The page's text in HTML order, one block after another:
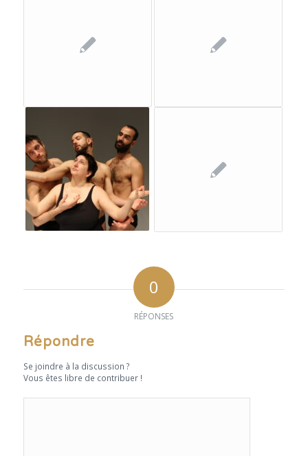
0
RÉPONSES
Répondre
Se joindre à la discussion ?
Vous êtes libre de contribuer !